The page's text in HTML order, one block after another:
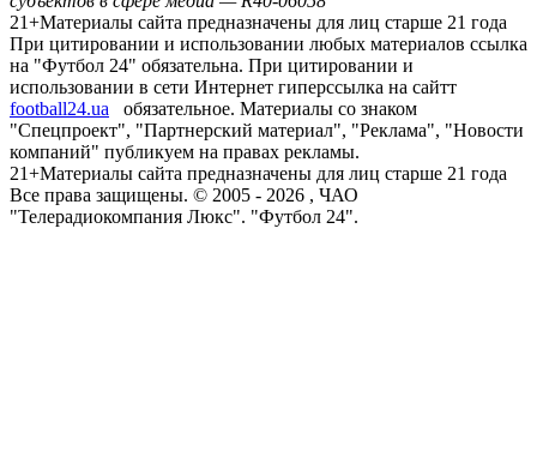
21+Материалы сайта предназначены для лиц старше 21 года
При цитировании и использовании любых материалов ссылка
на "Футбол 24" обязательна. При цитировании и
использовании в сети Интернет гиперссылка на сайтт
football24.ua
обязательное. Материалы со знаком
"Спецпроект", "Партнерский материал", "Реклама", "Новости
компаний" публикуем на правах рекламы.
21+Материалы сайта предназначены для лиц старше 21 года
Все права защищены. © 2005 - 2026 , ЧАО
"Телерадиокомпания Люкс". "Футбол 24".